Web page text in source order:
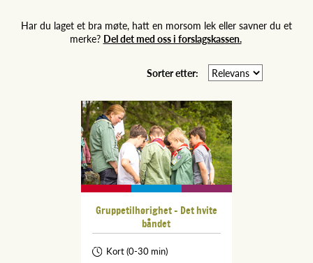
Har du laget et bra møte, hatt en morsom lek eller savner du et
merke? Del det med oss i forslagskassen.
Sorter etter:
Gruppetilhørighet - Det hvite
båndet
Kort (0-30 min)